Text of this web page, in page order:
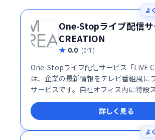
よ
One-Stopライブ配信
CREATION
0.0 (0件)
One-Stopライブ配信サービス「LiVE
は、企業の最新情報をテレビ番組風に
サービスです。自社オフィス内に特設
し配信、もしくは提携スタジオでのク
影も可能です。手軽に高品質なライブ
効果的な情報発信をサポートします。
詳しく見る
よ